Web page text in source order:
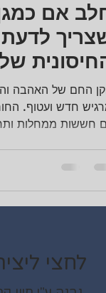
אם
החם של האהבה
חדש ועטוף.
חששות ממחלות
מחוללי מחלות
לחצי